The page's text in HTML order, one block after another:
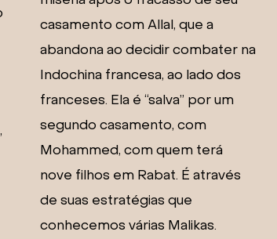
casamento com Allal, que a
abandona ao decidir combater na
Indochina francesa, ao lado dos
franceses. Ela é “salva” por um
segundo casamento, com
Mohammed, com quem terá
nove filhos em Rabat. É através
de suas estratégias que
conhecemos várias Malikas.